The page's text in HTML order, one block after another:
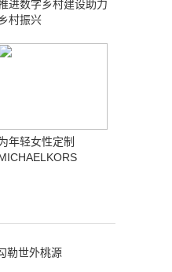
进数字乡村建设助力
乡村振兴
年轻女性定制
勒世外桃源